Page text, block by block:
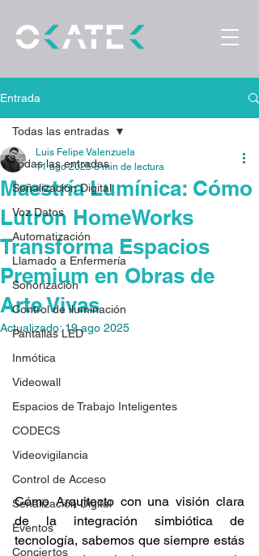
Entrada
Todas las entradas
Señalización Digital
Voz Datos
Automatización
Llamado a Enfermería
Sonorización
Control de iluminación
Pantallas LED
Inmótica
Videowall
Espacios de Trabajo Inteligentes
CODECS
Videovigilancia
Control de Acceso
Señalización Digital
Eventos
Conciertos
Todas las entradas
Maestría Lumínica: Cómo
Lutron HomeWorks
Transforma Espacios
Premium en Obras de
Arte Vivas
Luis Felipe Valenzuela
11 ago 2025 3 min de lectura
Actualizado:19 ago 2025
Cómo Arquitecto con una visión clara
de la integración simbiótica de
tecnología, sabemos que siempre estás